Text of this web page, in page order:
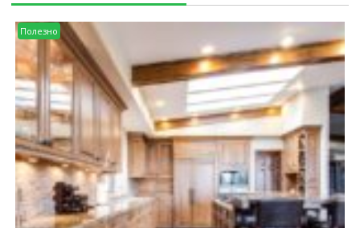
Полезно